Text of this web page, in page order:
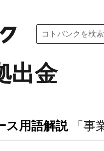
出金
ス用語解説「事